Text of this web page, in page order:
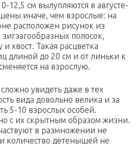
12,5 см вылупляются в августе-
иначе, чем взрослые: на
расположен рисунок из
полосок,
хвост. Такая расцветка
длиной до 20 см и от линьки к
на взрослую.
увидеть даже в тех
вида довольно велика и за
5-10 взрослых особей.
с их скрытным образом жизни.
в размножении не
количество детенышей не